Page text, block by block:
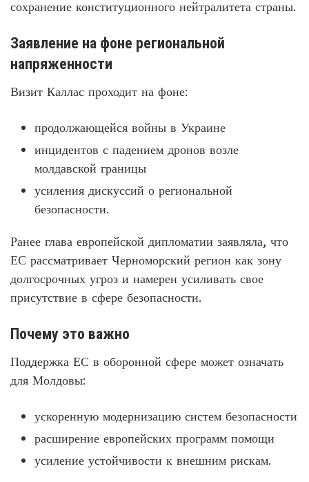
сохранение конституционного нейтралитета страны.
Заявление на фоне региональной
напряженности
Визит Каллас проходит на фоне:
продолжающейся войны в Украине
инцидентов с падением дронов возле
молдавской границы
усиления дискуссий о региональной
безопасности.
Ранее глава европейской дипломатии заявляла, что
ЕС рассматривает Черноморский регион как зону
долгосрочных угроз и намерен усиливать свое
присутствие в сфере безопасности.
Почему это важно
Поддержка ЕС в оборонной сфере может означать
для Молдовы:
ускоренную модернизацию систем безопасности
расширение европейских программ помощи
усиление устойчивости к внешним рискам.